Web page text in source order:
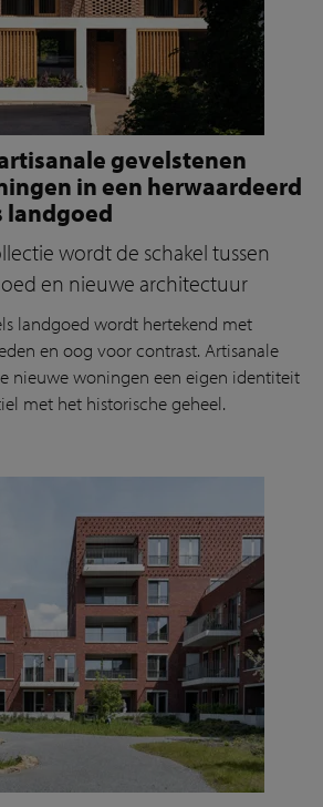
gevelstenen
in een herwaardeerd
landgoed
wordt de schakel tussen
en nieuwe architectuur
landgoed wordt hertekend met
en oog voor contrast. Artisanale
nieuwe woningen een eigen identiteit
met het historische geheel.